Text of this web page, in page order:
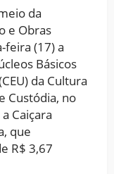
da
e Obras
feira (17) a
Básicos
da Cultura
Custódia, no
Caiçara
que
R$ 3,67